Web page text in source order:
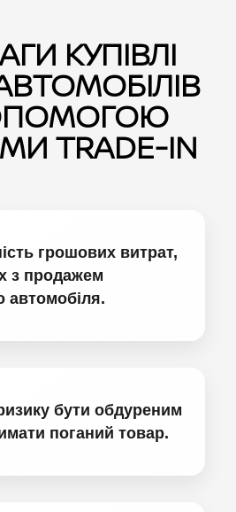
КУПІВЛІ
TRADE-IN
грошових витрат,
з продажем
автомобіля.
бути обдуреним
поганий товар.